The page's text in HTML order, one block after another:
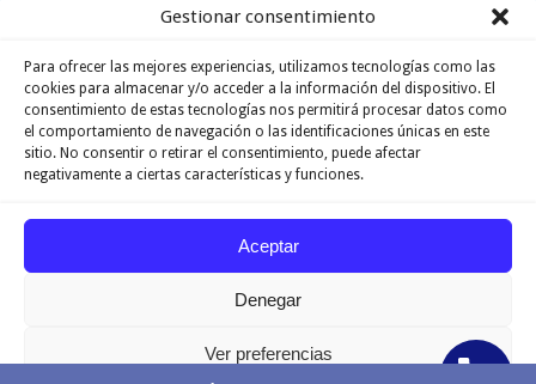
Gestionar consentimiento
Para ofrecer las mejores experiencias, utilizamos tecnologías como las
cookies para almacenar y/o acceder a la información del dispositivo. El
consentimiento de estas tecnologías nos permitirá procesar datos como
el comportamiento de navegación o las identificaciones únicas en este
sitio. No consentir o retirar el consentimiento, puede afectar
negativamente a ciertas características y funciones.
Aceptar
Denegar
Ver preferencias